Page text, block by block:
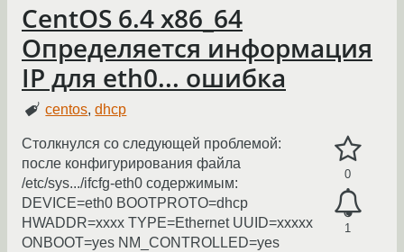
CentOS 6.4 x86_64
Определяется информация
IP для eth0... ошибка
centos,dhcp
0
1
Столкнулся со следующей проблемой:
после конфигурирования файла
/etc/sys.../ifcfg-eth0 содержимым:
DEVICE=eth0 BOOTPROTO=dhcp
HWADDR=xxxx TYPE=Ethernet UUID=xxxxx
ONBOOT=yes NM_CONTROLLED=yes